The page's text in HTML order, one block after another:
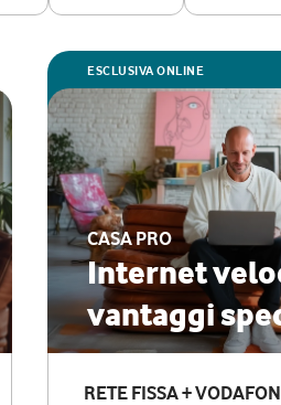
ESCLUSIVA ONLINE
CASA PRO
Internet
vantaggi
RETE FISSA +